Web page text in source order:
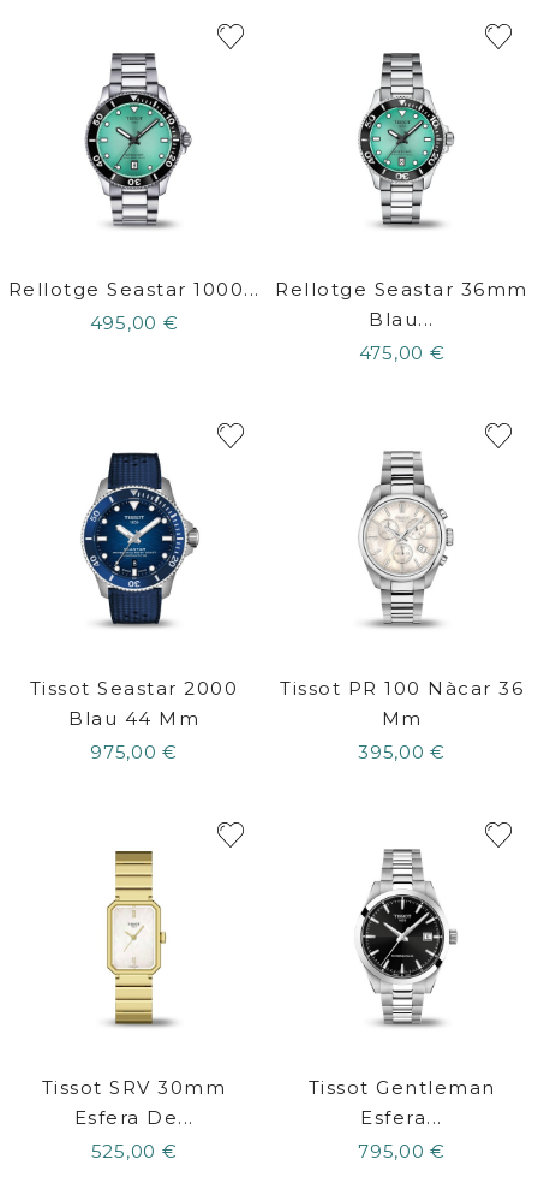
Rellotge Seastar 1000...
495,00 €
Rellotge Seastar 36mm
Blau...
475,00 €
Tissot Seastar 2000
Blau 44 Mm
975,00 €
Tissot PR 100 Nàcar 36
Mm
395,00 €
Tissot SRV 30mm
Esfera De...
525,00 €
Tissot Gentleman
Esfera...
795,00 €